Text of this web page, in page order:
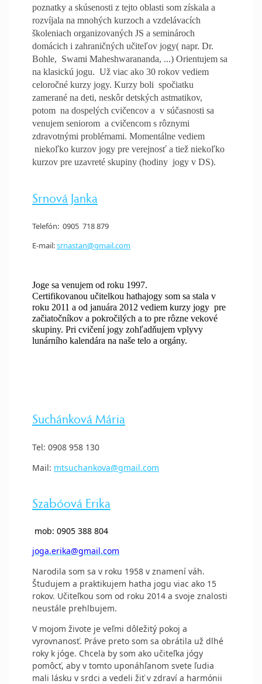
poznatky a skúsenosti z tejto oblasti som získala a
rozvíjala na mnohých kurzoch a vzdelávacích
školeniach organizovaných JS a seminároch
domácich i zahraničných učiteľov jogy( napr. Dr.
Bohle, Swami Maheshwarananda, ...) Orientujem sa
na klasickú jogu. Už viac ako 30 rokov vediem
celoročné kurzy jogy. Kurzy boli spočiatku
zamerané na deti, neskôr detských astmatikov,
potom na dospelých cvičencov a v súčasnosti sa
venujem seniorom a cvičencom s rôznymi
zdravotnými problémami. Momentálne vediem
niekoľko kurzov jogy pre verejnosť a tiež niekoľko
kurzov pre uzavreté skupiny (hodiny jogy v DS).
Srnová Janka
Telefón: 0905 718 879
E-mail:srnastan@gmail.com
Joge sa venujem od roku 1997.
Certifikovanou učitelkou hathajogy som sa stala v
roku 2011 a od januára 2012 vediem kurzy jogy pre
začiatočníkov a pokročilých a to pre rôzne vekové
skupiny. Pri cvičení jogy zohľadňujem vplyvy
lunárního kalendára na naše telo a orgány.
Suchánková Mária
Tel: 0908 958 130
Mail: mtsuchankova@gmail.com
Szabóová Erika
mob: 0905 388 804
joga.erika@gmail.com
Narodila som sa v roku 1958 v znamení váh.
Študujem a praktikujem hatha jogu viac ako 15
rokov. Učiteľkou som od roku 2014 a svoje znalosti
neustále prehlbujem.
V mojom živote je veľmi dôležitý pokoj a
vyrovnanosť. Práve preto som sa obrátila už dlhé
roky k jóge. Chcela by som ako učiteľka jógy
pomôcť, aby v tomto uponáhľanom svete ľudia
mali lásku v srdci a vedeli žiť v zdraví a harmónii